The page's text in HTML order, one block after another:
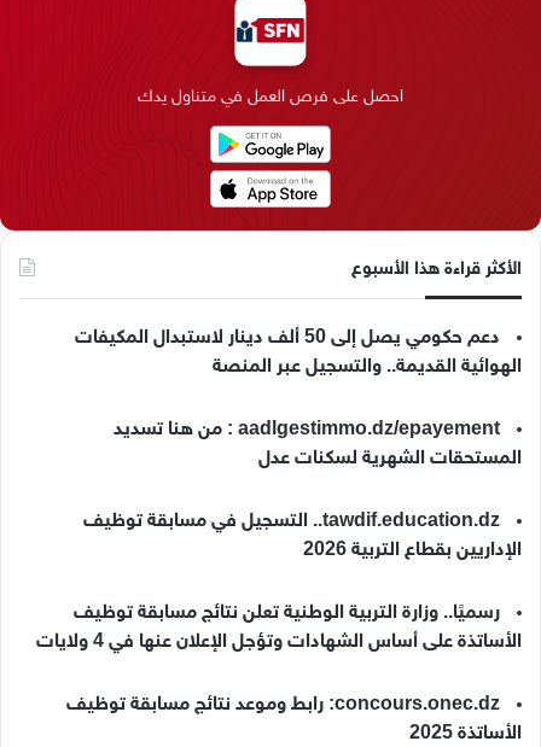
د
ن
ق
ر
ا
م
احصل على فرص العمل في متناول يدك
الأكثر قراءة هذا الأسبوع
دعم حكومي يصل إلى 50 ألف دينار لاستبدال المكيفات
الهوائية القديمة.. والتسجيل عبر المنصة
aadlgestimmo.dz/epayement : من هنا تسديد
المستحقات الشهرية لسكنات عدل
tawdif.education.dz.. التسجيل في مسابقة توظيف
الإداريين بقطاع التربية 2026
رسميًا.. وزارة التربية الوطنية تعلن نتائج مسابقة توظيف
الأساتذة على أساس الشهادات وتؤجل الإعلان عنها في 4 ولايات
concours.onec.dz: رابط وموعد نتائج مسابقة توظيف
الأساتذة 2025